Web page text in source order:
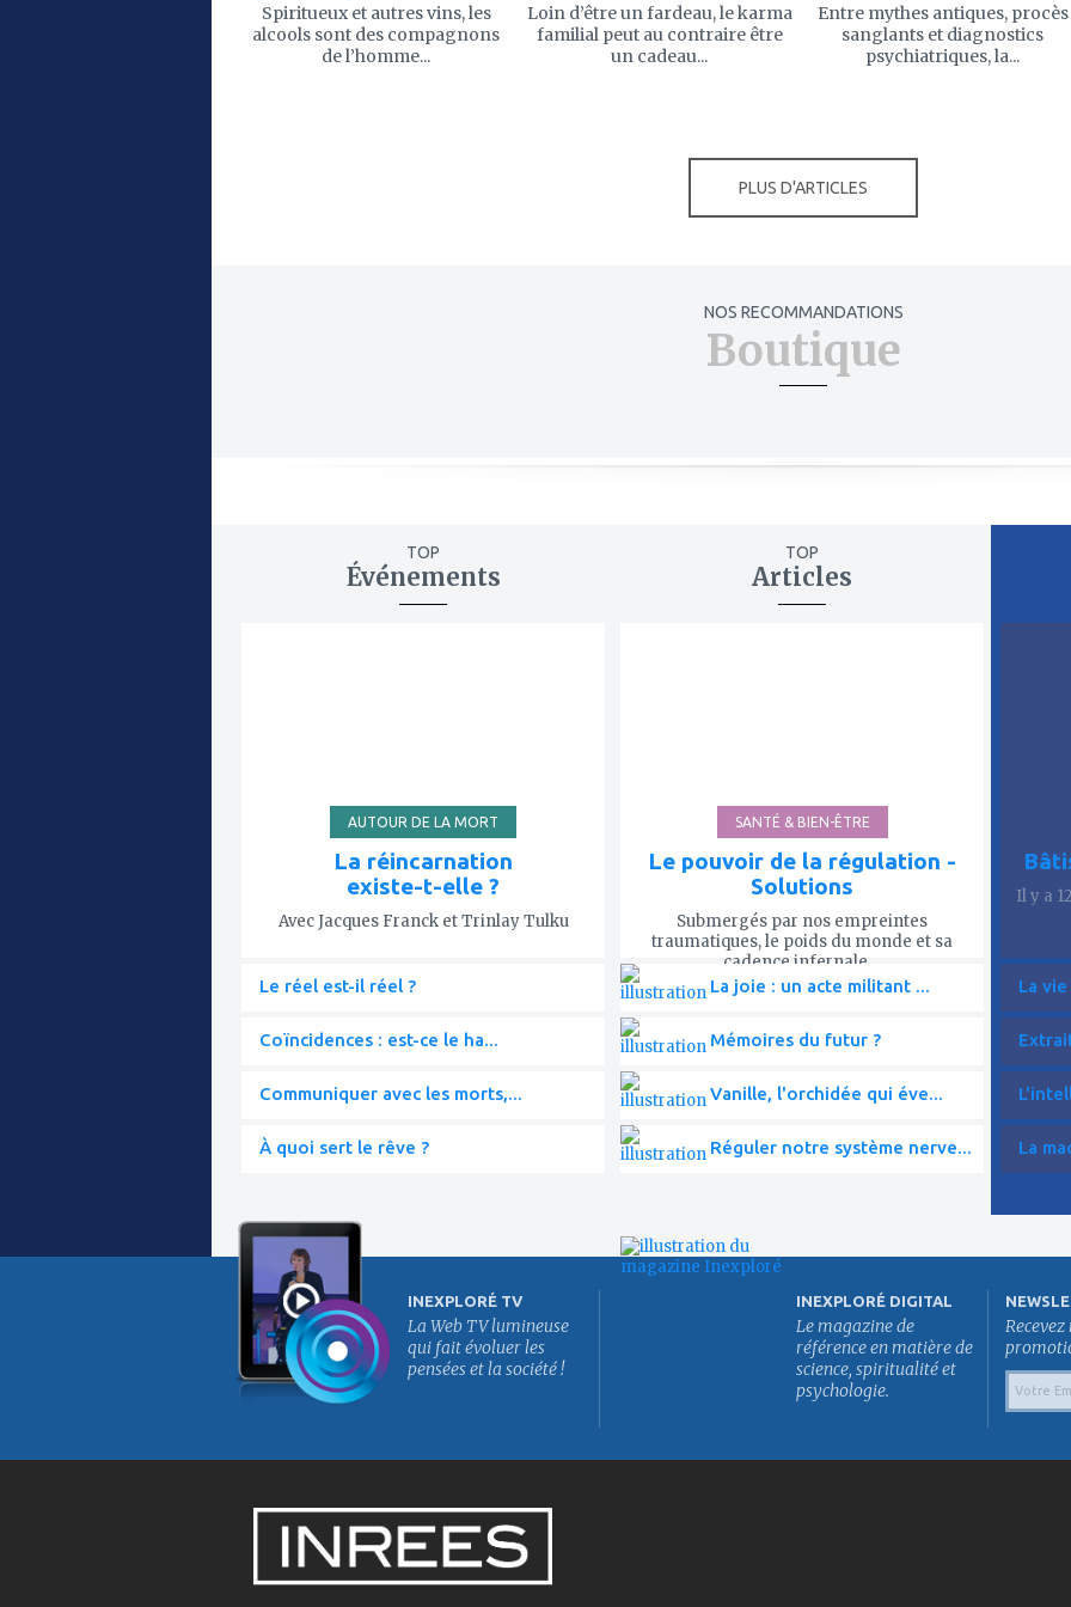
Spiritueux et autres vins, les
alcools sont des compagnons
de l’homme...
Loin d’être un fardeau, le karma
familial peut au contraire être
un cadeau...
Entre mythes antiques, procès
sanglants et diagnostics
psychiatriques, la...
PLUS D'ARTICLES
NOS RECOMMANDATIONS
Boutique
TOP
Événements
AUTOUR DE LA MORT
La réincarnation
existe-t-elle ?
Avec Jacques Franck et Trinlay Tulku
Le réel est-il réel ?
Coïncidences : est-ce le ha...
Communiquer avec les morts,...
À quoi sert le rêve ?
TOP
Articles
SANTÉ & BIEN-ÊTRE
Le pouvoir de la régulation -
Solutions
Submergés par nos empreintes
traumatiques, le poids du monde et sa
cadence infernale,...
La joie : un acte militant ...
Mémoires du futur ?
Vanille, l'orchidée qui éve...
Réguler notre système nerve...
Il y a
La
La
INEXPLORÉ TV
La Web TV lumineuse
qui fait évoluer les
pensées et la société !
INEXPLORÉ DIGITAL
Le magazine de
référence en matière de
science, spiritualité et
psychologie.